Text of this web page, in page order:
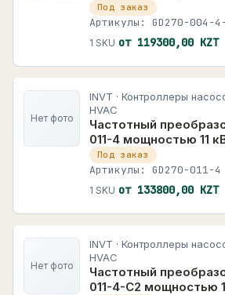
Под заказ
Артикулы: GD270-004-
1 SKU от 119300,00 KZT
Нет фото
INVT · Контроллеры
HVAC
Частотный
011-4 мощностью 11
Под заказ
Артикулы: GD270-011-4
1 SKU от 133800,00 KZT
Нет фото
INVT · Контроллеры
HVAC
Частотный
011-4-C2 мощностью